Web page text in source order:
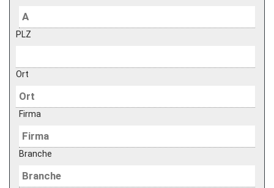
PLZ
Ort
Firma
Branche